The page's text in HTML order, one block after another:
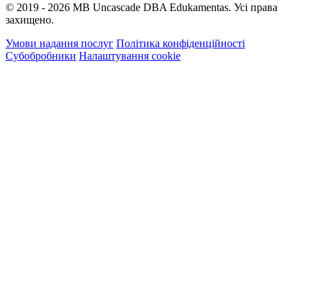
© 2019 - 2026 MB Uncascade DBA Edukamentas. Усі права
захищено.
Умови надання послуг Політика конфіденційності
Субобробники Налаштування cookie